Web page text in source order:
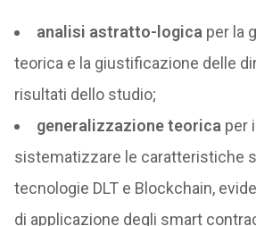
analisi astratto-logica per la
teorica e la giustificazione delle
risultati dello studio;
generalizzazione teorica per
sistematizzare le caratteristiche
tecnologie DLT e Blockchain,
di applicazione degli smart